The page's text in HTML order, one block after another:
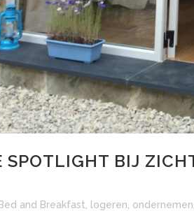
SPOTLIGHT BIJ
Bed and Breakfast logeren ondernemen